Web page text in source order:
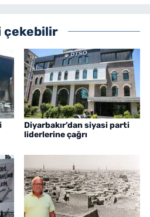
çekebilir
Diyarbakır’dan siyasi parti
liderlerine çağrı